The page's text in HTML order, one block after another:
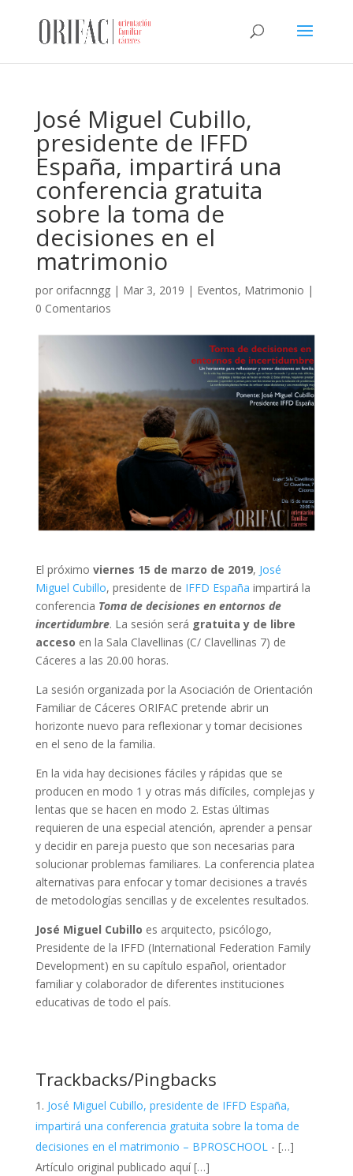
José Miguel Cubillo,
presidente de IFFD
España, impartirá una
conferencia gratuita
sobre la toma de
decisiones en el
matrimonio
por orifacnngg| Mar 3, 2019 | Eventos, Matrimonio |
0 Comentarios
El próximo viernes 15 de marzo de 2019, José
Miguel Cubillo, presidente de IFFD España impartirá la
conferencia Toma de decisiones en entornos de
incertidumbre. La sesión será gratuita y de libre
acceso en la Sala Clavellinas (C/ Clavellinas 7) de
Cáceres a las 20.00 horas.
La sesión organizada por la Asociación de Orientación
Familiar de Cáceres ORIFAC pretende abrir un
horizonte nuevo para reflexionar y tomar decisiones
en el seno de la familia.
En la vida hay decisiones fáciles y rápidas que se
producen en modo 1 y otras más difíciles, complejas y
lentas que se hacen en modo 2. Estas últimas
requieren de una especial atención, aprender a pensar
y decidir en pareja puesto que son necesarias para
solucionar problemas familiares. La conferencia platea
alternativas para enfocar y tomar decisiones a través
de metodologías sencillas y de excelentes resultados.
José Miguel Cubillo es arquitecto, psicólogo,
Presidente de la IFFD (International Federation Family
Development) en su capítulo español, orientador
familiar y colaborador de diferentes instituciones
educativas de todo el país.
Trackbacks/Pingbacks
José Miguel Cubillo, presidente de IFFD España,
impartirá una conferencia gratuita sobre la toma de
decisiones en el matrimonio – BPROSCHOOL- […]
Artículo original publicado aquí […]